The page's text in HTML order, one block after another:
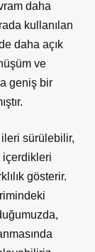
daha
kullanılan
daha açık
ve
geniş bir
sürülebilir,
içerdikleri
gösterir.